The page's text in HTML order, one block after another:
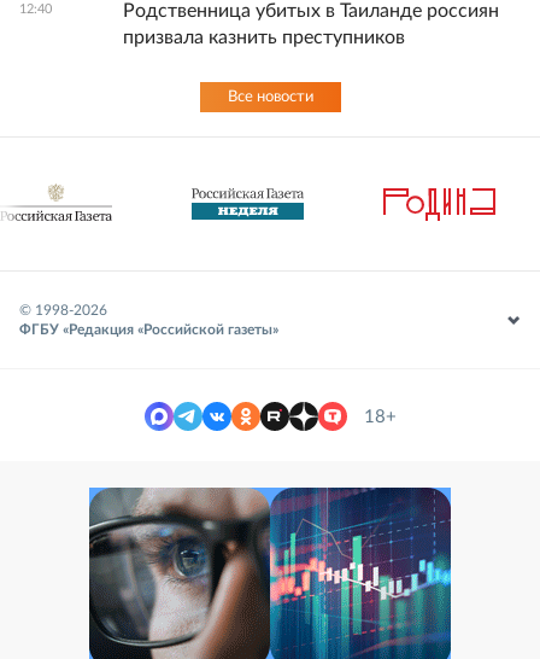
12:40
Родственница убитых в Таиланде россиян
призвала казнить преступников
Все новости
© 1998-2026
ФГБУ «Редакция «Российской газеты»
18+